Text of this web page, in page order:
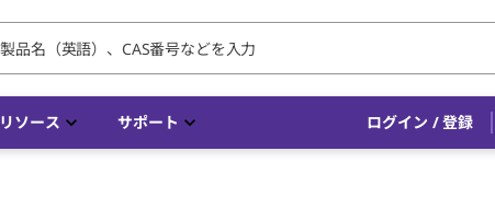
リソース サポート ログイン / 登録